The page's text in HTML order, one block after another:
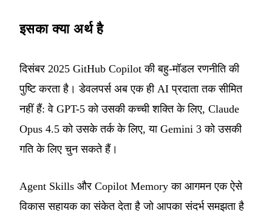
इसका क्या अर्थ है
दिसंबर 2025 GitHub Copilot की बहु-मॉडल रणनीति की
पुष्टि करता है। डेवलपर्स अब एक ही AI प्रदाता तक सीमित
नहीं हैं: वे GPT-5 को उसकी कच्ची शक्ति के लिए, Claude
Opus 4.5 को उसके तर्क के लिए, या Gemini 3 को उसकी
गति के लिए चुन सकते हैं।
Agent Skills और Copilot Memory का आगमन एक ऐसे
विकास सहायक का संकेत देता है जो आपका संदर्भ समझता है